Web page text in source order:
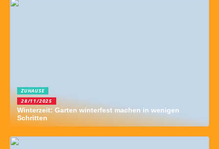
ZUHAUSE
28/11/2025
Winterzeit: Garten winterfest machen in wenigen
Schritten